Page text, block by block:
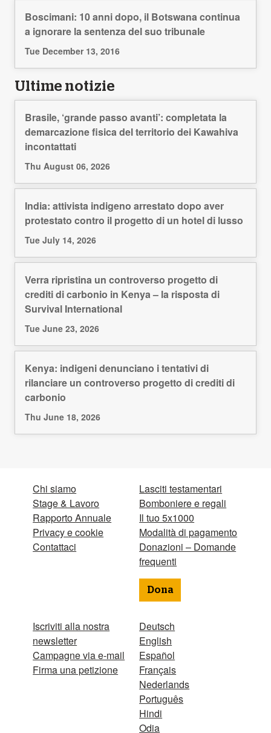
Boscimani: 10 anni dopo, il Botswana continua
a ignorare la sentenza del suo tribunale
Tue December 13, 2016
Ultime notizie
Brasile, ‘grande passo avanti’: completata la
demarcazione fisica del territorio dei Kawahiva
incontattati
Thu August 06, 2026
India: attivista indigeno arrestato dopo aver
protestato contro il progetto di un hotel di lusso
Tue July 14, 2026
Verra ripristina un controverso progetto di
crediti di carbonio in Kenya – la risposta di
Survival International
Tue June 23, 2026
Kenya: indigeni denunciano i tentativi di
rilanciare un controverso progetto di crediti di
carbonio
Thu June 18, 2026
Chi siamo
Stage & Lavoro
Rapporto Annuale
Privacy e cookie
Contattaci
Iscriviti alla nostra
newsletter
Campagne via e-mail
Firma una petizione
Lasciti testamentari
Bomboniere e regali
Il tuo 5x1000
Modalità di pagamento
Donazioni – Domande
frequenti
Dona
Deutsch
English
Español
Français
Nederlands
Português
Hindi
Odia